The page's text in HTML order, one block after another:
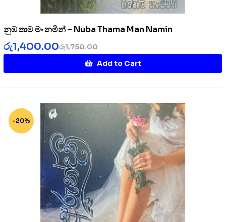
නුඹ තාම මං නමින් – Nuba Thama Man Namin
රු1,750.00
රු1,400.00
Add to Cart
-20%